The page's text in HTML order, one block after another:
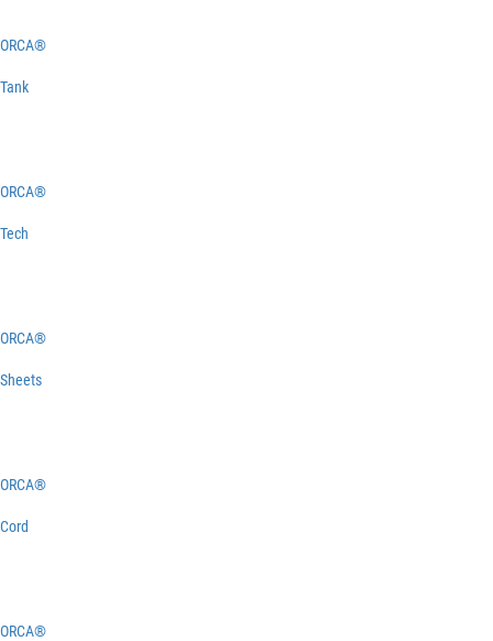
ORCA®
Tank
ORCA®
Tech
ORCA®
Sheets
ORCA®
Cord
ORCA®